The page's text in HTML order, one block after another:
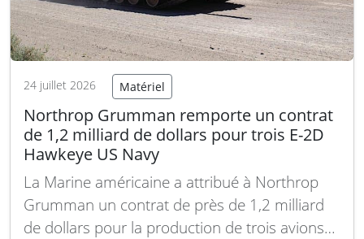
24 juillet 2026 Matériel
Northrop Grumman remporte un contrat
de 1,2 milliard de dollars pour trois E-2D
Hawkeye US Navy
La Marine américaine a attribué à Northrop
Grumman un contrat de près de 1,2 milliard
de dollars pour la production de trois avions